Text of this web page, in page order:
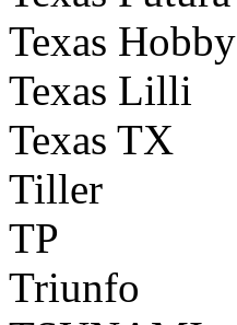
Texas Hobby
Texas Lilli
Texas TX
Tiller
TP
Triunfo